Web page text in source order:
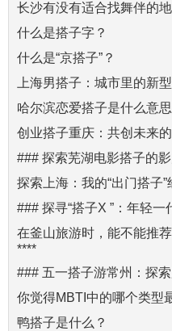
长沙有没有适合找舞伴的
什么是搭子字？
什么是“京搭子”？
上海男搭子：城市里的新
哈尔滨恋爱搭子是什么意思
创业搭子重庆：共创未来
### 探索芜湖电影搭子的
探索上海：我的“出门搭子”
### 探寻“搭子X ”：年轻一
在釜山旅游时，能不能推
****
### 五一搭子游常州：探
你觉得MBTI中的哪个类型
鸭搭子是什么？